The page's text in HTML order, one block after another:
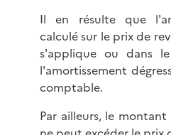
Il en résulte que
calculé sur le prix de
s'applique ou dans
l'amortissement
comptable.
Par ailleurs, le